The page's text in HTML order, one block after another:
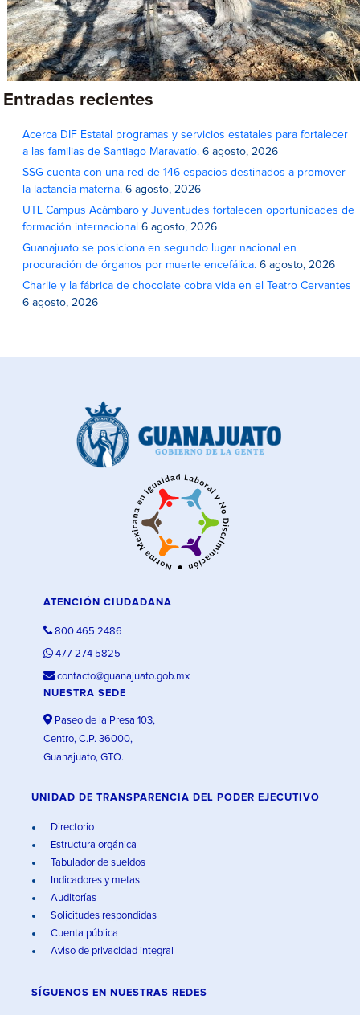
Entradas recientes
Acerca DIF Estatal programas y servicios estatales para fortalecer
a las familias de Santiago Maravatío. 6 agosto, 2026
SSG cuenta con una red de 146 espacios destinados a promover
la lactancia materna. 6 agosto, 2026
UTL Campus Acámbaro y Juventudes fortalecen oportunidades de
formación internacional 6 agosto, 2026
Guanajuato se posiciona en segundo lugar nacional en
procuración de órganos por muerte encefálica. 6 agosto, 2026
Charlie y la fábrica de chocolate cobra vida en el Teatro Cervantes
6 agosto, 2026
ATENCIÓN CIUDADANA
800 465 2486
477 274 5825
contacto@guanajuato.gob.mx
NUESTRA SEDE
Paseo de la Presa 103,
Centro, C.P. 36000,
Guanajuato, GTO.
UNIDAD DE TRANSPARENCIA DEL PODER EJECUTIVO
Directorio
Estructura orgánica
Tabulador de sueldos
Indicadores y metas
Auditorías
Solicitudes respondidas
Cuenta pública
Aviso de privacidad integral
SÍGUENOS EN NUESTRAS REDES